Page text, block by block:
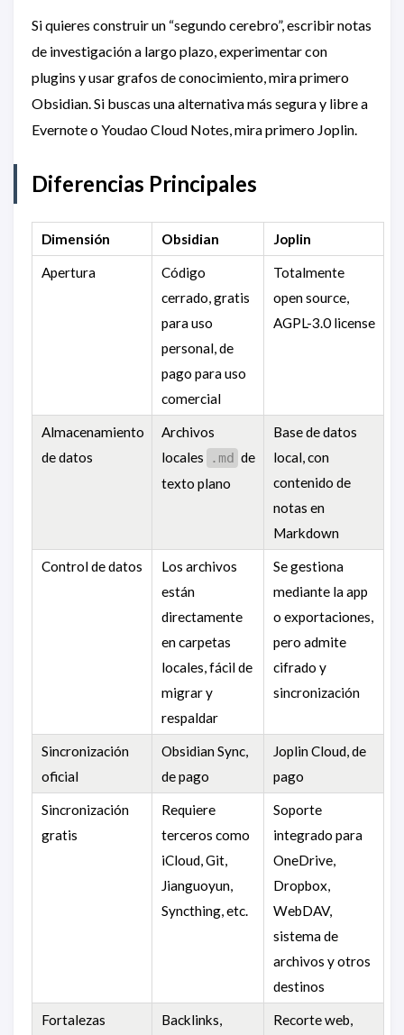
Si quieres construir un “segundo cerebro”, escribir notas
de investigación a largo plazo, experimentar con
plugins y usar grafos de conocimiento, mira primero
Obsidian. Si buscas una alternativa más segura y libre a
Evernote o Youdao Cloud Notes, mira primero Joplin.
Diferencias Principales
Dimensión Obsidian Joplin
Apertura
Código
cerrado, gratis
para uso
personal, de
pago para uso
comercial
Totalmente
open source,
AGPL-3.0 license
Almacenamiento
de datos
Archivos
locales
.md de
texto plano
Base de datos
local, con
contenido de
notas en
Markdown
Control de datos
Los archivos
están
directamente
en carpetas
locales, fácil de
migrar y
respaldar
Se gestiona
mediante la app
o exportaciones,
pero admite
cifrado y
sincronización
Sincronización
oficial
Obsidian Sync,
de pago
Joplin Cloud, de
pago
Sincronización
gratis
Requiere
terceros como
iCloud, Git,
Jianguoyun,
Syncthing, etc.
Soporte
integrado para
OneDrive,
Dropbox,
WebDAV,
sistema de
archivos y otros
destinos
Fortalezas
Backlinks,
Recorte web,